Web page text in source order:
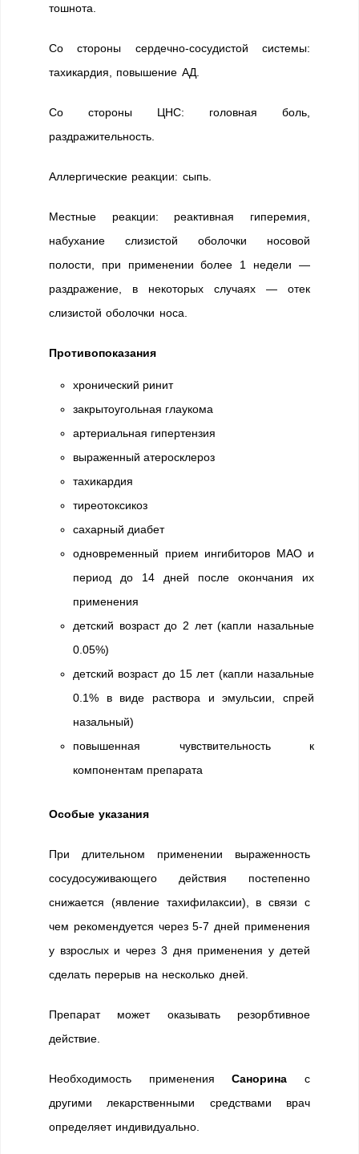
тошнота.
Со стороны сердечно-сосудистой системы:
тахикардия, повышение АД.
Со стороны ЦНС: головная боль,
раздражительность.
Аллергические реакции: сыпь.
Местные реакции: реактивная гиперемия,
набухание слизистой оболочки носовой
полости, при применении более 1 недели —
раздражение, в некоторых случаях — отек
слизистой оболочки носа.
Противопоказания
хронический ринит
закрытоугольная глаукома
артериальная гипертензия
выраженный атеросклероз
тахикардия
тиреотоксикоз
сахарный диабет
одновременный прием ингибиторов МАО и
период до 14 дней после окончания их
применения
детский возраст до 2 лет (капли назальные
0.05%)
детский возраст до 15 лет (капли назальные
0.1% в виде раствора и эмульсии, спрей
назальный)
повышенная чувствительность к
компонентам препарата
Особые указания
При длительном применении выраженность
сосудосуживающего действия постепенно
снижается (явление тахифилаксии), в связи с
чем рекомендуется через 5-7 дней применения
у взрослых и через 3 дня применения у детей
сделать перерыв на несколько дней.
Препарат может оказывать резорбтивное
действие.
Необходимость применения Санорина с
другими лекарственными средствами врач
определяет индивидуально.